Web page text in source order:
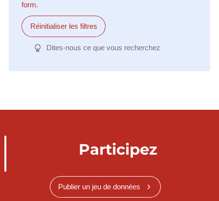
form.
Réinitialiser les filtres
Dites-nous ce que vous recherchez
Participez
Publier un jeu de données